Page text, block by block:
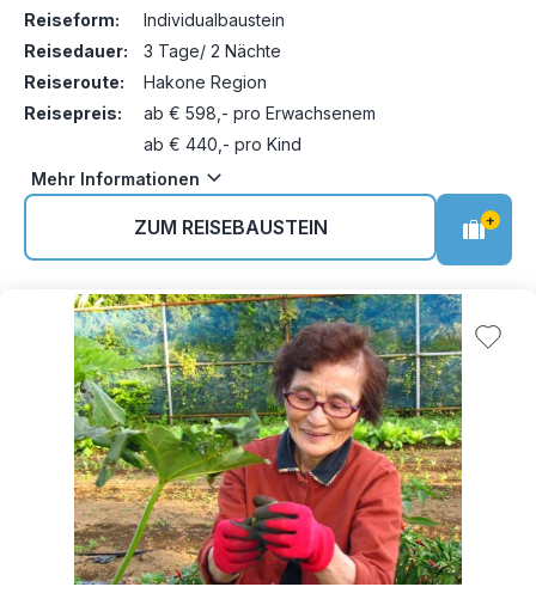
Reiseform:
Individualbaustein
Reisedauer:
3 Tage/ 2 Nächte
Reiseroute:
Hakone Region
Reisepreis:
ab € 598,- pro Erwachsenem
ab € 440,- pro Kind
Mehr Informationen
ZUM REISEBAUSTEIN +